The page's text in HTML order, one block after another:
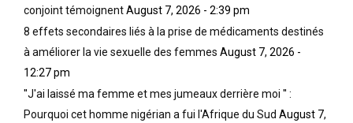
conjoint témoignentAugust 7, 2026 - 2:39 pm
8 effets secondaires liés à la prise de médicaments destinés
à améliorer la vie sexuelle des femmes August 7, 2026 -
12:27 pm
''J'ai laissé ma femme et mes jumeaux derrière moi '' :
Pourquoi cet homme nigérian a fui l'Afrique du Sud August 7,